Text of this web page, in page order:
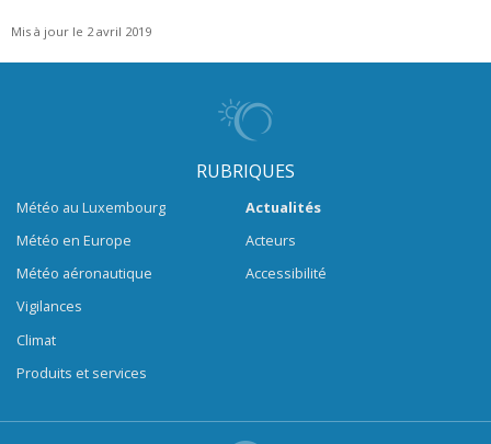
Mis à jour le 2 avril 2019
RUBRIQUES
Météo au Luxembourg
Météo en Europe
Météo aéronautique
Vigilances
Climat
Produits et services
Actualités
Acteurs
Accessibilité